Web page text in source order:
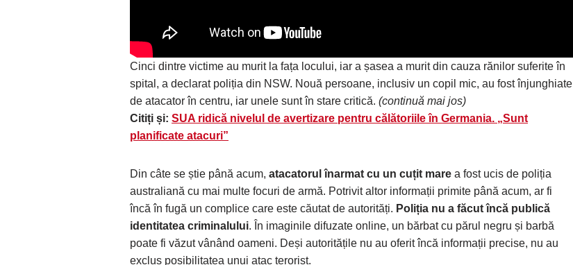
Cinci dintre victime au murit la fața locului, iar a șasea a murit din cauza rănilor suferite în
spital, a declarat poliția din NSW. Nouă persoane, inclusiv un copil mic, au fost înjunghiate
de atacator în centru, iar unele sunt în stare critică. (continuă mai jos)
Citiți și: SUA ridică nivelul de avertizare pentru călătoriile în Germania. „Sunt
planificate atacuri”
Din câte se știe până acum, atacatorul înarmat cu un cuțit mare a fost ucis de poliția
australiană cu mai multe focuri de armă. Potrivit altor informații primite până acum, ar fi
încă în fugă un complice care este căutat de autorități. Poliția nu a făcut încă publică
identitatea criminalului. În imaginile difuzate online, un bărbat cu părul negru și barbă
poate fi văzut vânând oameni. Deși autoritățile nu au oferit încă informații precise, nu au
exclus posibilitatea unui atac terorist.